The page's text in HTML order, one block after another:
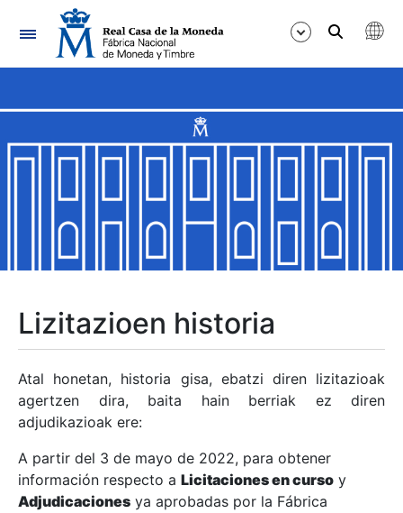
Nabigazioa
Erakutsi/Ezkutatu
Erakutsi/Ezkutatu
Erakutsi/Ezkutatu
Erakutsi/Ezkutatu
Erakutsi/Ezkutatu
Erakutsi/Ezkutatu
Lizitazioen historia
Atal honetan, historia gisa, ebatzi diren lizitazioak
agertzen dira, baita hain berriak ez diren
adjudikazioak ere:
A partir del 3 de mayo de 2022, para obtener
información respecto a Licitaciones en curso y
Adjudicaciones ya aprobadas por la Fábrica